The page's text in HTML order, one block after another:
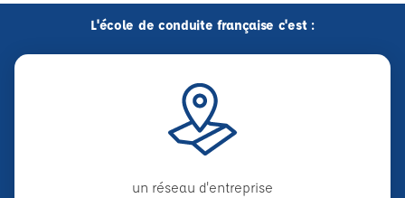
L'école de conduite française c'est :
un réseau d'entreprise